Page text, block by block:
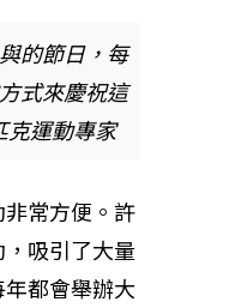
的節日，每
式來慶祝這
運動專家
常方便。許
吸引了大量
都會舉辦大